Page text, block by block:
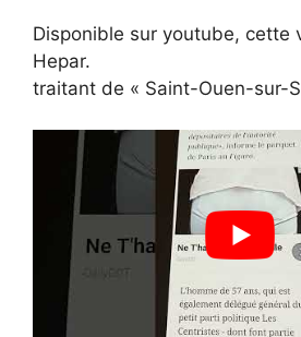
Disponible sur youtube, cette
Hepar.
traitant de « Saint-Ouen-sur-